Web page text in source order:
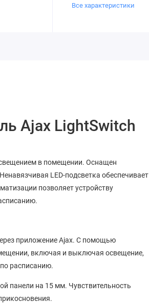
Все характеристики
Ajax LightSwitch
в помещении. Оснащен
LED-подсветка обеспечивает
позволяет устройству
приложение Ajax. С помощью
включая и выключая освещение,
расписанию.
панели на 15 мм. Чувствительность